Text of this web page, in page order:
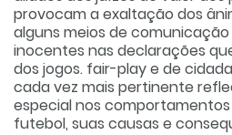
provocam a exaltação dos
alguns meios de
inocentes nas declarações
dos jogos. fair-play e de
cada vez mais pertinente
especial nos
futebol, suas causas e